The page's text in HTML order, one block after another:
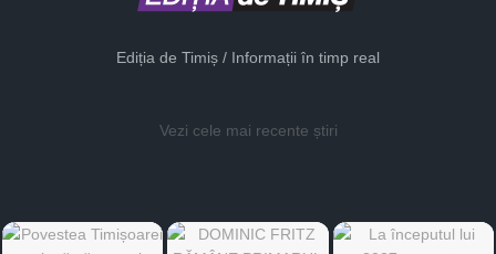
Ediția de Timiș / Informații în timp real
Vezi cele mai recente știri